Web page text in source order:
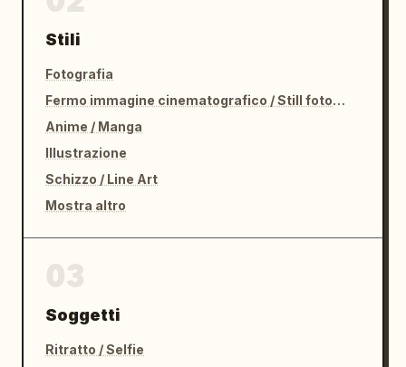
Stili
Fotografia
Fermo immagine cinematografico / Still fotografico
Anime / Manga
Illustrazione
Schizzo / Line Art
Mostra altro
Soggetti
Ritratto / Selfie